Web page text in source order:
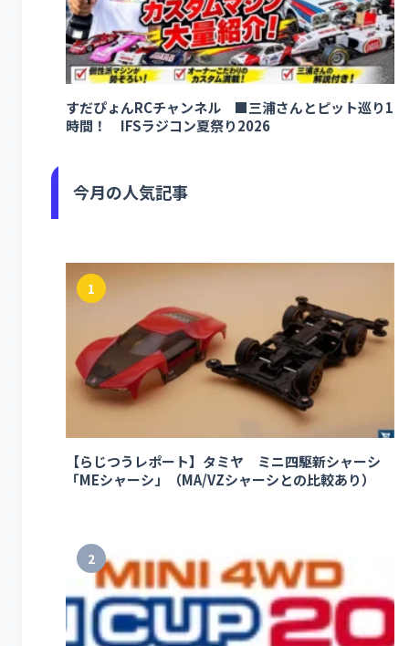
すだぴょんRCチャンネル ■三浦さんとピット巡り1
時間！ IFSラジコン夏祭り2026
今月の人気記事
1
【らじつうレポート】タミヤ ミニ四駆新シャーシ
「MEシャーシ」（MA/VZシャーシとの比較あり）
2